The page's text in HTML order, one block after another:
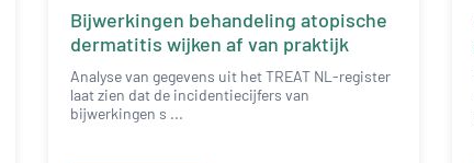
Bijwerkingen behandeling atopische
dermatitis wijken af van praktijk
Analyse van gegevens uit het TREAT NL-register
laat zien dat de incidentiecijfers van
bijwerkingen s ...